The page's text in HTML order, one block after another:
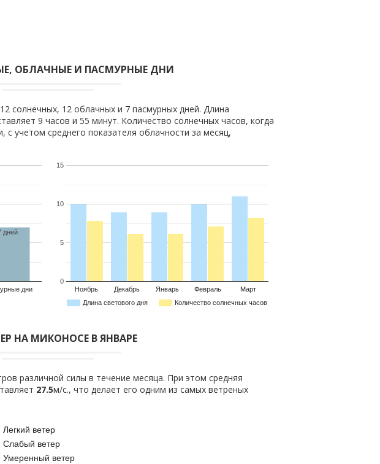
ОБЛАЧНЫЕ И ПАСМУРНЫЕ ДНИ
солнечных, 12 облачных и 7 пасмурных дней. Длина
9 часов и 55 минут. Количество солнечных часов, когда
с учетом среднего показателя облачности за месяц,
дни
дней
Длина светового дня Количество солнечных часов
Ноябрь Декабрь Январь Февраль Март
0
5
10
15
НА МИКОНОСЕ В ЯНВАРЕ
различной силы в течение месяца. При этом средняя
27.5м/с., что делает его одним из самых ветреных
Легкий ветер
Слабый ветер
Умеренный ветер